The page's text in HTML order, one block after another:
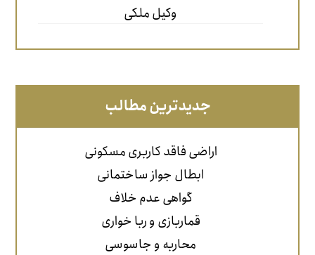
وکیل ملکی
جدیدترین مطالب
اراضی فاقد کاربری مسکونی
ابطال جواز ساختمانی
گواهی عدم خلاف
قماربازی و ربا خواری
محاربه و جاسوسی